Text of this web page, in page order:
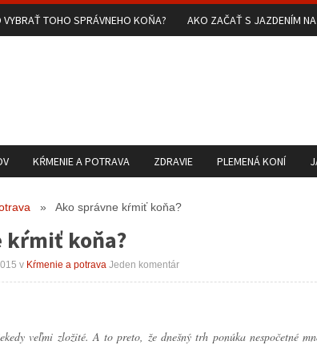
VYBRAŤ TOHO SPRÁVNEHO KOŇA? AKO ZAČAŤ S JAZDENÍM
KŔMENIE A POTRAVA ZDRAVIE PLEMENÁ KONÍ
» Ako správne kŕmiť koňa?
kŕmiť koňa?
v Kŕmenie a potrava Jeden komentár
veľmi zložité. A to preto, že dnešný trh ponúka nespočetné